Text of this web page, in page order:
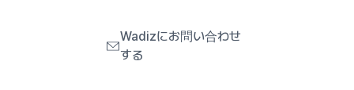
Wadizにお問い合わせ
する